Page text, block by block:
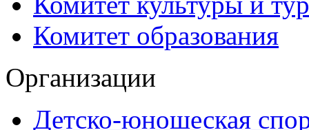
Комитет образования
Организации
Детско-юношеская